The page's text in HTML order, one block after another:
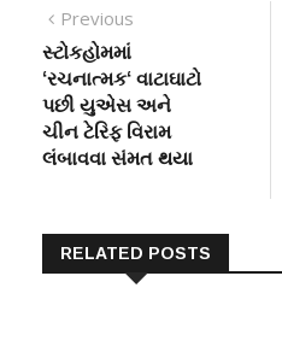
Post
navigation
Previous
સ્ટોકહોમમાં
‘રચનાત્મક‘ વાટાઘાટો
પછી યુએસ અને
ચીન ટેરિફ વિરામ
લંબાવવા સંમત થયા
RELATED POSTS